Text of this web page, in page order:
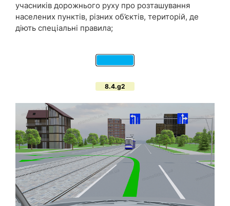
учасників дорожнього руху про розташування
населених пунктів, різних об’єктів, територій, де
діють спеціальні правила;
8.4.g2